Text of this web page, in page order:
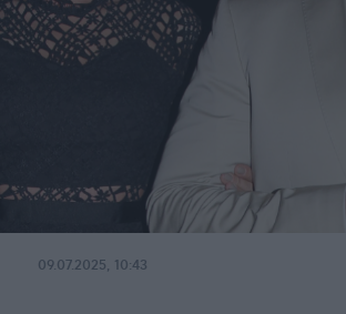
09.07.2025, 10:43